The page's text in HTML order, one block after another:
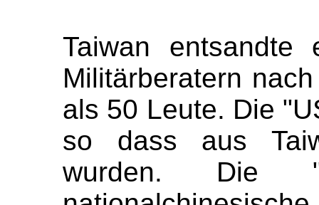
Taiwan
Militärberatern
als 50 Leute. Die
so dass aus
wurden. Die